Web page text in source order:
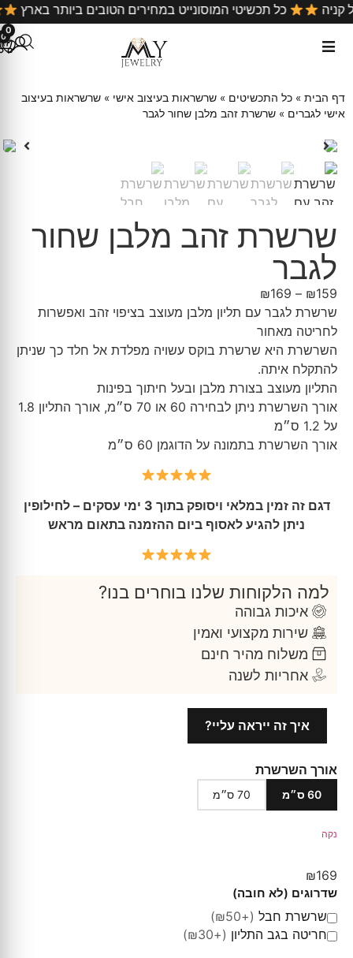
קניה כל תכשיטי המוסונייט במחירים הטובים ביותר בארץ
0
0
דף הבית » כל התכשיטים » שרשראות בעיצוב אישי » שרשראות בעיצוב
אישי לגברים » שרשרת זהב מלבן שחור לגבר
שרשרת זהב מלבן שחור
לגבר
₪159
–
₪169
שרשרת לגבר עם תליון מלבן מעוצב בציפוי זהב ואפשרות
לחריטה מאחור
השרשרת היא שרשרת בוקס עשויה מפלדת אל חלד כך שניתן
להתקלח איתה.
התליון מעוצב בצורת מלבן ובעל חיתוך בפינות
אורך השרשרת ניתן לבחירה 60 או 70 ס״מ, אורך התליון 1.8
על 1.2 ס״מ
אורך השרשרת בתמונה על הדוגמן 60 ס״מ
דגם זה זמין במלאי ויסופק בתוך 3 ימי עסקים – לחילופין
ניתן להגיע לאסוף ביום ההזמנה בתאום מראש
למה הלקוחות שלנו בוחרים בנו?
איכות גבוהה
שירות מקצועי ואמין
משלוח מהיר חינם
אחריות לשנה
איך זה ייראה עליי?
אורך השרשרת
60 ס״מ 70 ס״מ
נקה
₪169
שדרוגים (לא חובה)
שרשרת חבל (+₪50)
חריטה בגב התליון (+₪30)